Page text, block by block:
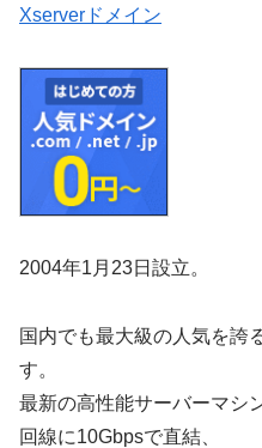
Xserverドメイン
2004年1月23日設立。
国内でも最大級の人気を誇
す。
最新の高性能サーバーマシ
回線に10Gbpsで直結、